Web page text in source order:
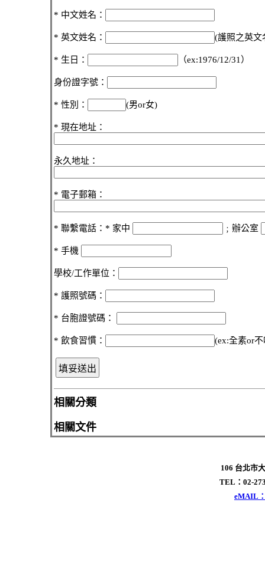
* 中文姓名：
* 英文姓名： (護照之英文
* 生日： （ex:1976/12/31）
身份證字號：
* 性別： (男or女)
* 現在地址：
永久地址：
* 電子郵箱：
* 聯繫電話：* 家中 ﹔辦公室
* 手機
學校/工作單位：
* 護照號碼：
* 台胞證號碼：
* 飲食習慣： (ex:全素or
相關分類
相關文件
106 台北市
TEL：02-
eMAIL